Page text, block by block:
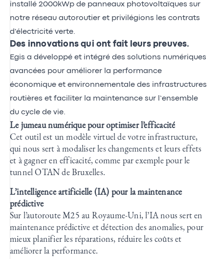
installé 2000kWp de panneaux photovoltaïques sur
notre réseau autoroutier et privilégions les contrats
d'électricité verte.
Des innovations qui ont fait leurs preuves.
Egis a développé et intégré des solutions numériques
avancées pour améliorer la performance
économique et environnementale des infrastructures
routières et faciliter la maintenance sur l’ensemble
du cycle de vie.
Le jumeau numérique pour optimiser l’efficacité
Cet outil est un modèle virtuel de votre infrastructure,
qui nous sert à modaliser les changements et leurs effets
et à gagner en efficacité, comme par exemple pour le
tunnel OTAN de Bruxelles.
L’intelligence artificielle (IA) pour la maintenance
prédictive
Sur l’autoroute M25 au Royaume-Uni, l’IA nous sert en
maintenance prédictive et détection des anomalies, pour
mieux planifier les réparations, réduire les coûts et
améliorer la performance.